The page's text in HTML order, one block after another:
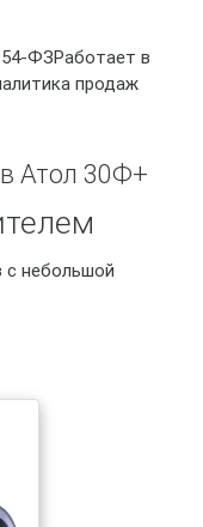
ФЗРаботает в
продаж
Атол 30Ф+
с небольшой